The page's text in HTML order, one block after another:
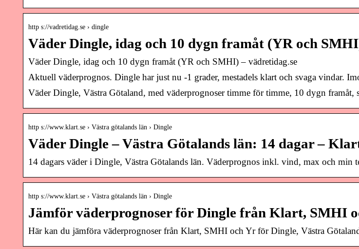
http s://vadretidag.se › dingle
Väder Dingle, idag och 10 dygn framåt (YR och
Väder Dingle, idag och 10 dygn framåt (YR och SMHI) – vädretidag.se
Aktuell väderprognos. Dingle har just nu -1 grader, mestadels klart och svaga vindar.
Väder Dingle, Västra Götaland, med väderprognoser timme för timme, 10 dygn
http s://www.klart.se › Västra götalands län › Dingle
Väder Dingle – Västra Götalands län: 14 dagar –
14 dagars väder i Dingle, Västra Götalands län. Väderprognos inkl. vind, max och min
http s://www.klart.se › Västra götalands län › Dingle
Jämför väderprognoser för Dingle från Klart, SMHI
Här kan du jämföra väderprognoser från Klart, SMHI och Yr för Dingle, Västra